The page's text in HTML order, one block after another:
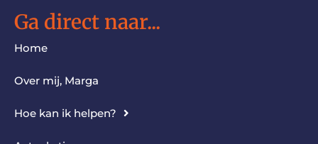
Ga direct naar...
Home
Over mij, Marga
Hoe kan ik helpen?